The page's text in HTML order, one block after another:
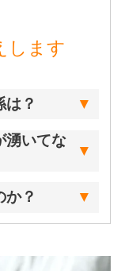
します
は？
湧いてな
か？